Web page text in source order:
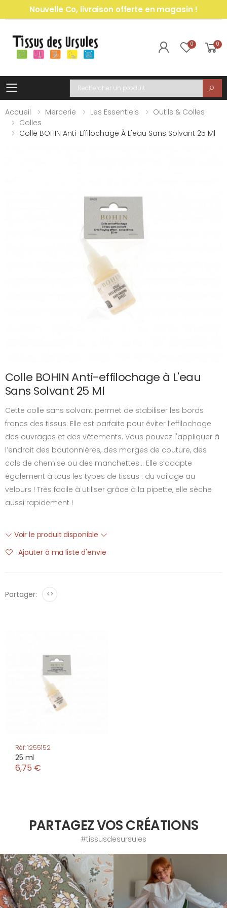
Nouvelle Co, livraison offerte en magasin !
0 0
Toggle mobile menu
Recherche
Accueil
Mercerie Les Essentiels
Outils & Colles
Colles
Colle BOHIN Anti-Effilochage À L'eau Sans Solvant 25 Ml
Colle BOHIN Anti-effilochage à L'eau
Sans Solvant 25 Ml
Cette colle sans solvant permet de stabiliser les bords
francs des tissus. Elle est parfaite pour éviter l’effilochage
des ouvrages et des vêtements. Vous pouvez l'appliquer à
l’endroit des boutonnières, des marges de couture, des
cols de chemise ou des manchettes… Elle s’adapte
également à tous les types de tissus : du voilage au
velours ! Très facile à utiliser grâce à la pipette, elle sèche
aussi rapidement !
Voir le produit disponible
Ajouter à ma liste d'envie
Partager: <>
Réf: 1255152
25 ml
6,75 €
PARTAGEZ VOS CRÉATIONS
#tissusdesursules